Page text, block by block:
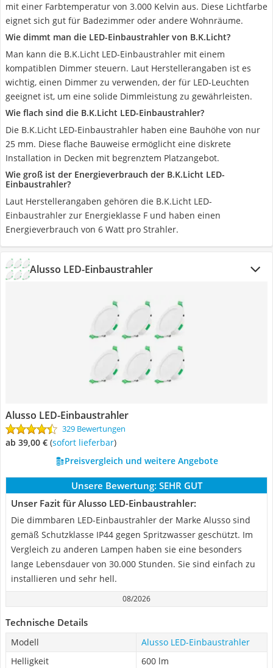
mit einer Farbtemperatur von 3.000 Kelvin aus. Diese Lichtfarbe
eignet sich gut für Badezimmer oder andere Wohnräume.
Wie dimmt man die LED-Einbaustrahler von B.K.Licht?
Man kann die B.K.Licht LED-Einbaustrahler mit einem
kompatiblen Dimmer steuern. Laut Herstellerangaben ist es
wichtig, einen Dimmer zu verwenden, der für LED-Leuchten
geeignet ist, um eine solide Dimmleistung zu gewährleisten.
Wie flach sind die B.K.Licht LED-Einbaustrahler?
Die B.K.Licht LED-Einbaustrahler haben eine Bauhöhe von nur
25 mm. Diese flache Bauweise ermöglicht eine diskrete
Installation in Decken mit begrenztem Platzangebot.
Wie groß ist der Energieverbrauch der B.K.Licht LED-
Einbaustrahler?
Laut Herstellerangaben gehören die B.K.Licht LED-
Einbaustrahler zur Energieklasse F und haben einen
Energieverbrauch von 6 Watt pro Strahler.
Alusso LED-Einbaustrahler
Alusso LED-Einbaustrahler
329 Bewertungen
ab 39,00 € ( Sofort lieferbar)
Preisvergleich und weitere Angebote
Unsere Bewertung: SEHR GUT
Unser Fazit für Alusso LED-Einbaustrahler:
Die dimmbaren LED-Einbaustrahler der Marke Alusso sind
gemäß Schutzklasse IP44 gegen Spritzwasser geschützt. Im
Vergleich zu anderen Lampen haben sie eine besonders
lange Lebensdauer von 30.000 Stunden. Sie sind einfach zu
installieren und sehr hell.
08/2026
Technische Details
Modell
Alusso LED-Einbaustrahler
Helligkeit
‎600 lm